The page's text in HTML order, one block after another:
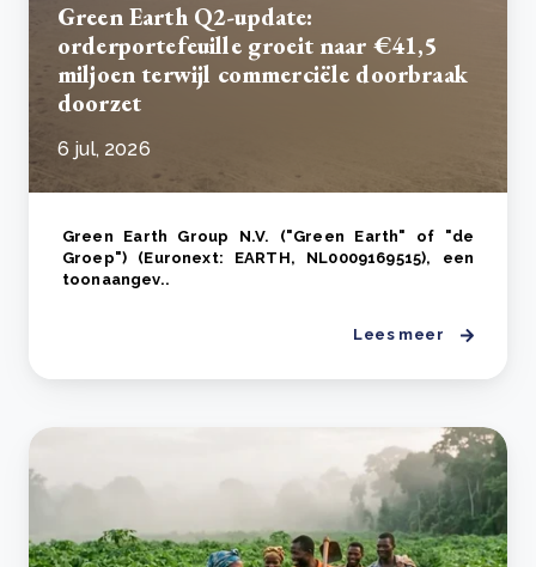
Green Earth Q2-update:
orderportefeuille groeit naar €41,5
miljoen terwijl commerciële doorbraak
doorzet
6 jul, 2026
Green Earth Group N.V. ("Green Earth" of "de
Groep") (Euronext: EARTH, NL0009169515), een
toonaangev..
Lees meer